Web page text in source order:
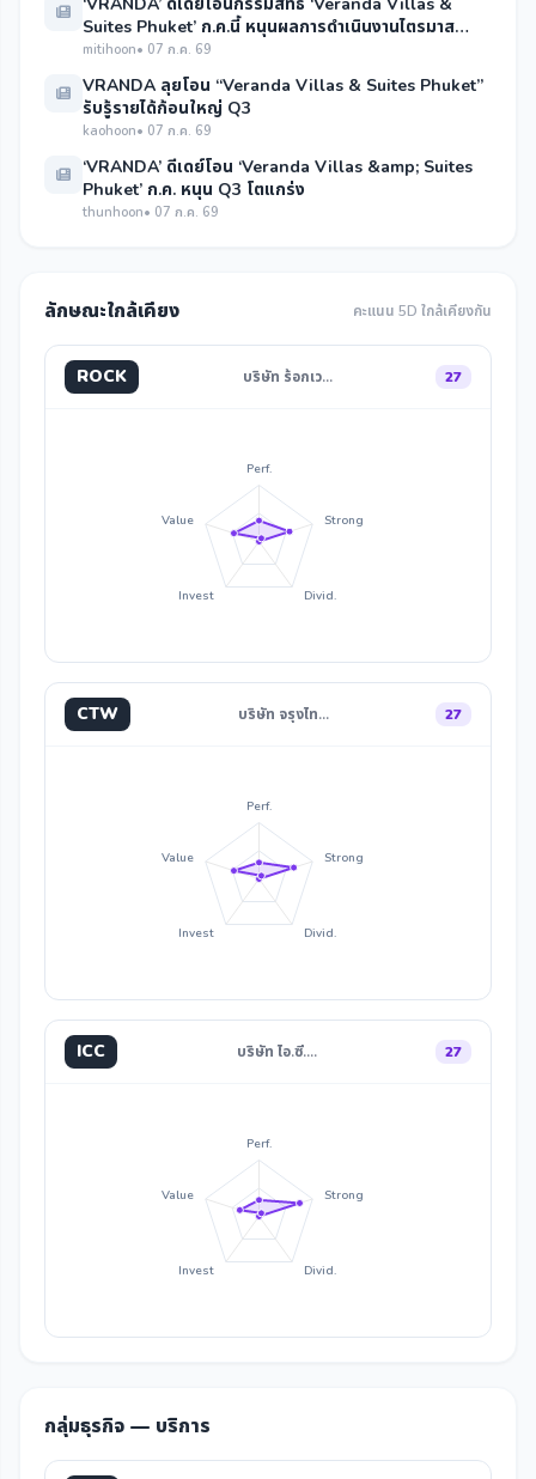
Suites Phuket’ ก.ค.นี้ หนุนผลการดำเนินงานไตรมาส
3/2569 โตแกร่ง
mitihoon• 07 ก.ค. 69
VRANDA ลุยโอน “Veranda Villas & Suites Phuket”
รับรู้รายได้ก้อนใหญ่ Q3
kaohoon• 07 ก.ค. 69
‘VRANDA’ ดีเดย์โอน ‘Veranda Villas &amp; Suites
Phuket’ ก.ค. หนุน Q3 โตแกร่ง
thunhoon• 07 ก.ค. 69
ลักษณะใกล้เคียง คะแนน 5D ใกล้เคียงกัน
ROCK บริษัท ร้อกเว… 27
Perf.
Strong
Divid.
Invest
Value
CTW บริษัท จรุงไท… 27
Perf.
Strong
Divid.
Invest
Value
ICC บริษัท ไอ.ซี.… 27
Perf.
Strong
Divid.
Invest
Value
กลุ่มธุรกิจ — บริการ